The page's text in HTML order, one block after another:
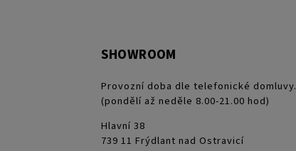
SHOWROOM
Provozní doba dle telefonické domluvy.
(pondělí až neděle 8.00-21.00 hod)
Hlavní 38
739 11 Frýdlant nad Ostravicí